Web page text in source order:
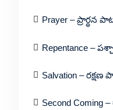
Prayer – ప్రార్థన
Repentance –
Salvation – రక్షణ
Second Coming